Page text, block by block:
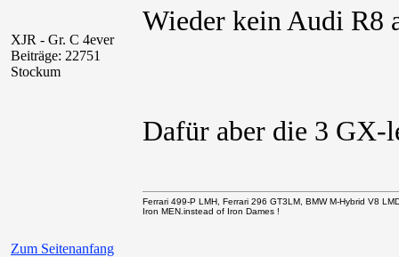
XJR - Gr. C 4ever
Beiträge: 22751
Stockum
Wieder kein Audi
Dafür aber die 3
Zum Seitenanfang
Ferrari 499-P LMH, Ferrari 296 GT3LM, BMW M-Hybrid V8
Iron MEN.instead of Iron Dames !